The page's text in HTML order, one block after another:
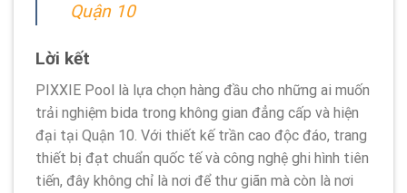
Quận 10
Lời kết
PIXXIE Pool là lựa chọn hàng đầu cho những ai muốn
trải nghiệm bida trong không gian đẳng cấp và hiện
đại tại Quận 10. Với thiết kế trần cao độc đáo, trang
thiết bị đạt chuẩn quốc tế và công nghệ ghi hình tiên
tiến, đây không chỉ là nơi để thư giãn mà còn là nơi